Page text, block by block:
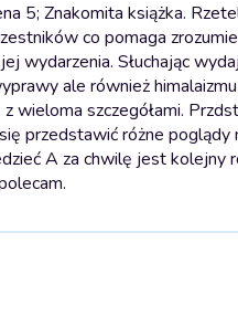
5; Znakomita książka.
co pomaga
wydarzenia. Słuchając
ale również
wieloma szczegółami.
przedstawić różne
A za chwilę jest